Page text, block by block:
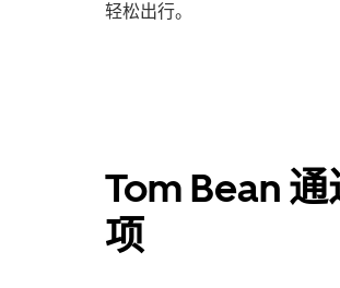
轻松出行。
Tom Bean
项